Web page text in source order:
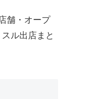
舗・オープ
ル出店まと